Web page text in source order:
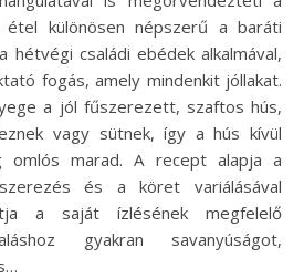
étel különösen népszerű a baráti
hétvégi családi ebédek alkalmával,
fogás, amely mindenkit jóllakat.
a jól fűszerezett, szaftos hús,
vagy sütnek, így a hús kívül
omlós marad. A recept alapja a
és a köret variálásával
a saját ízlésének megfelelő
gyakran savanyúságot,